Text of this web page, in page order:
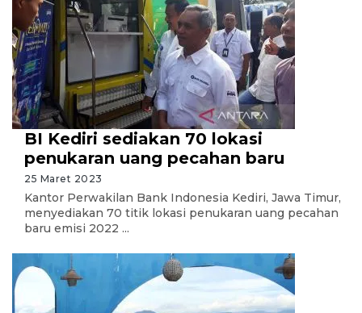
BI Kediri sediakan 70 lokasi
penukaran uang pecahan baru
25 Maret 2023
Kantor Perwakilan Bank Indonesia Kediri, Jawa Timur,
menyediakan 70 titik lokasi penukaran uang pecahan
baru emisi 2022 ...